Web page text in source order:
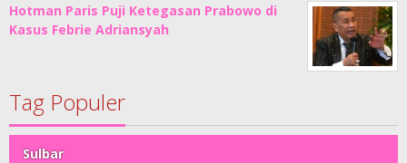
Hotman Paris Puji Ketegasan Prabowo di
Kasus Febrie Adriansyah
Tag Populer
Sulbar